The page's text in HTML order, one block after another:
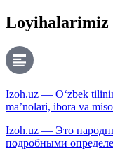
Loyihalarimiz
Izoh.uz — O‘zbek
ma’nolari, ibora va
Izoh.uz — Это
подробными